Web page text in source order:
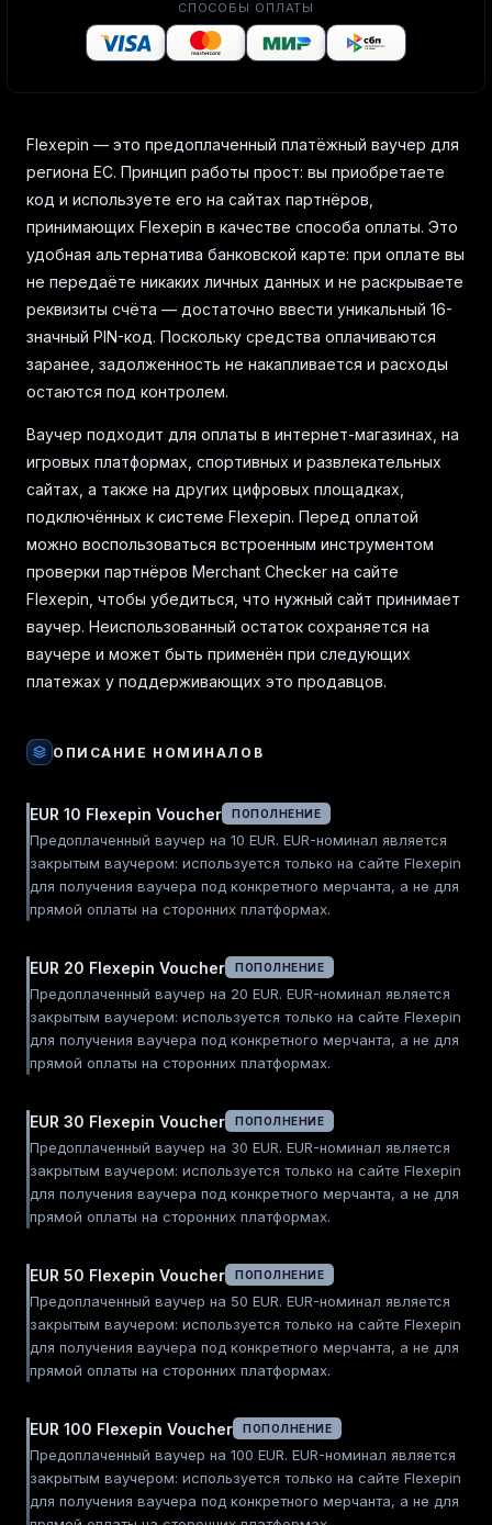
СПОСОБЫ ОПЛАТЫ
Flexepin — это предоплаченный платёжный ваучер для
региона ЕС. Принцип работы прост: вы приобретаете
код и используете его на сайтах партнёров,
принимающих Flexepin в качестве способа оплаты. Это
удобная альтернатива банковской карте: при оплате вы
не передаёте никаких личных данных и не раскрываете
реквизиты счёта — достаточно ввести уникальный 16-
значный PIN-код. Поскольку средства оплачиваются
заранее, задолженность не накапливается и расходы
остаются под контролем.
Ваучер подходит для оплаты в интернет-магазинах, на
игровых платформах, спортивных и развлекательных
сайтах, а также на других цифровых площадках,
подключённых к системе Flexepin. Перед оплатой
можно воспользоваться встроенным инструментом
проверки партнёров Merchant Checker на сайте
Flexepin, чтобы убедиться, что нужный сайт принимает
ваучер. Неиспользованный остаток сохраняется на
ваучере и может быть применён при следующих
платежах у поддерживающих это продавцов.
ОПИСАНИЕ НОМИНАЛОВ
EUR 10 Flexepin Voucher ПОПОЛНЕНИЕ
Предоплаченный ваучер на 10 EUR. EUR-номинал является
закрытым ваучером: используется только на сайте Flexepin
для получения ваучера под конкретного мерчанта, а не для
прямой оплаты на сторонних платформах.
EUR 20 Flexepin Voucher ПОПОЛНЕНИЕ
Предоплаченный ваучер на 20 EUR. EUR-номинал является
закрытым ваучером: используется только на сайте Flexepin
для получения ваучера под конкретного мерчанта, а не для
прямой оплаты на сторонних платформах.
EUR 30 Flexepin Voucher ПОПОЛНЕНИЕ
Предоплаченный ваучер на 30 EUR. EUR-номинал является
закрытым ваучером: используется только на сайте Flexepin
для получения ваучера под конкретного мерчанта, а не для
прямой оплаты на сторонних платформах.
EUR 50 Flexepin Voucher ПОПОЛНЕНИЕ
Предоплаченный ваучер на 50 EUR. EUR-номинал является
закрытым ваучером: используется только на сайте Flexepin
для получения ваучера под конкретного мерчанта, а не для
прямой оплаты на сторонних платформах.
EUR 100 Flexepin Voucher ПОПОЛНЕНИЕ
Предоплаченный ваучер на 100 EUR. EUR-номинал является
закрытым ваучером: используется только на сайте Flexepin
для получения ваучера под конкретного мерчанта, а не для